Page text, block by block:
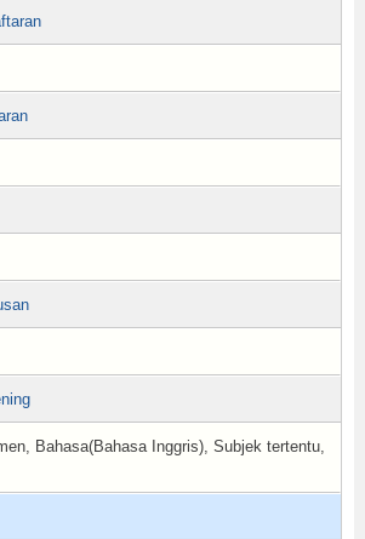
Bahasa(Bahasa Inggris), Subjek tertentu,